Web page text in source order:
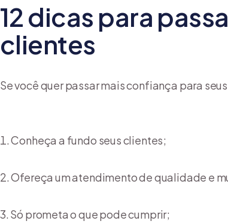
12 dicas para
clientes
Se você quer passar mais confiança para
Conheça a fundo seus clientes;
Ofereça um atendimento de qualidade e
Só prometa o que pode cumprir;